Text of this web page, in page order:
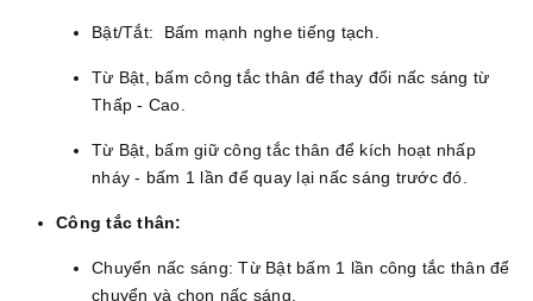
Bật/Tắt: Bấm mạnh nghe tiếng tạch.
Từ Bật, bấm công tắc thân để thay đổi nấc sáng từ
Thấp - Cao.
Từ Bật, bấm giữ công tắc thân để kích hoạt nhấp
nháy - bấm 1 lần để quay lại nấc sáng trước đó.
Công tắc thân:
Chuyển nấc sáng: Từ Bật bấm 1 lần công tắc thân để
chuyển và chọn nấc sáng.